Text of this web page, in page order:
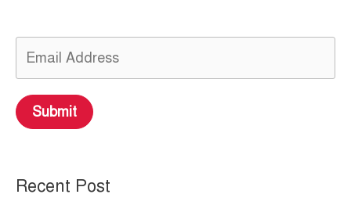
Submit
Recent Post